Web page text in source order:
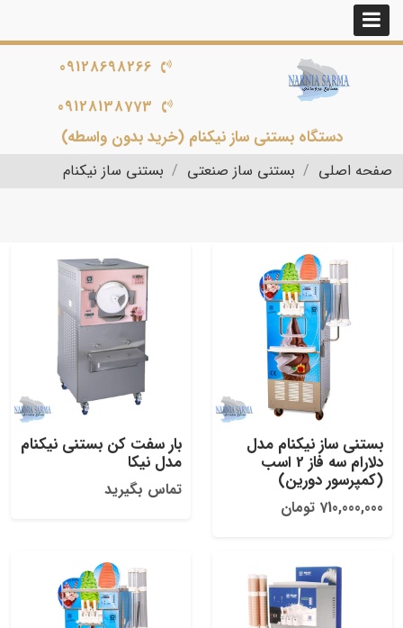
دستگاه بستنی ساز نیکنام (خرید بدون واسطه)
09128698266
09128138773
صفحه اصلی بستنی ساز صنعتی بستنی ساز نیکنام
بستنی ساز نیکنام مدل
دلارام سه فاز 2 اسب
(کمپرسور دورین)
710,000,000 تومان
بار سفت کن بستنی نیکنام
مدل نیکا
تماس بگیرید